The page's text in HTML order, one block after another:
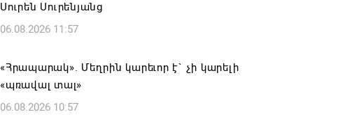
Սուրեն Սուրենյանց
06.08.2026 11:57
«Հրապարակ». Մեղրին կարեւոր է` չի կարելի
«պռավալ տալ»
06.08.2026 10:57